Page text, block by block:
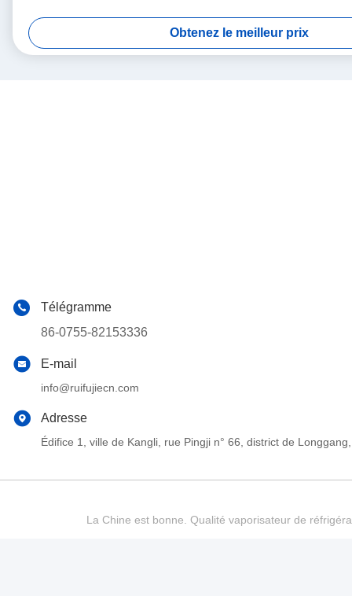
Obtenez le meilleur prix
Télégramme
86-0755-82153336
E-mail
info@ruifujiecn.com
Adresse
Édifice 1, ville de Kangli, rue Pingji n° 66, district de
La Chine est bonne. Qualité vaporisateur de